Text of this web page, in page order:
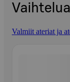
Valmiit ateriat ja